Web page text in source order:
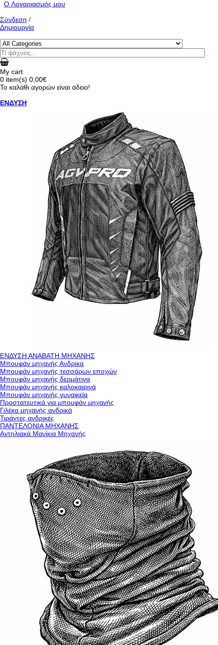
O Λογαριασμός μου
Σύνδεση /
Δημιουργία
My cart
0 item(s) 0,00€
Το καλάθι αγορών είναι άδειο!
ΕΝΔΥΣΗ
ΕΝΔΥΣΗ ΑΝΑΒΑΤΗ ΜΗΧΑΝΗΣ
Μπουφάν μηχανής Ανδρικα
Μπουφάν μηχανής τεσσάρων εποχών
Μπουφάν μηχανής δερμάτινα
Μπουφάν μηχανής καλοκαιρινά
Μπουφάν μηχανής γυναικεία
Προστατευτικά για μπουφάν μηχανής
Γιλέκα μηχανής ανδρικά
Τιράντες ανδρικές
ΠΑΝΤΕΛΟΝΙΑ ΜΗΧΑΝΗΣ
Αντηλιακά Μανίκια Μηχανής